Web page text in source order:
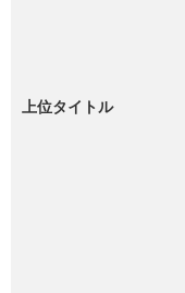
上位タイトル